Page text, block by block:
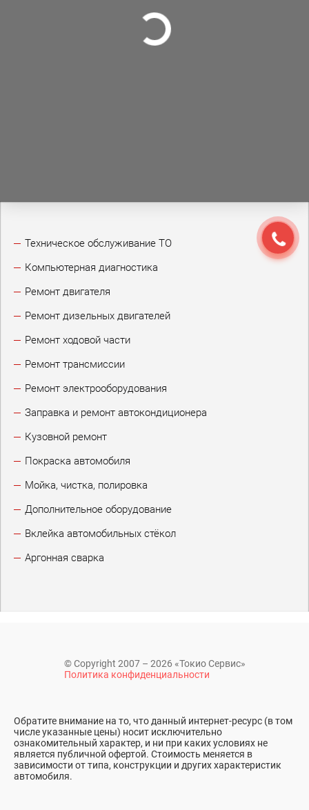
Техническое обслуживание ТО
Компьютерная диагностика
Ремонт двигателя
Ремонт дизельных двигателей
Ремонт ходовой части
Ремонт трансмиссии
Ремонт электрооборудования
Заправка и ремонт автокондиционера
Кузовной ремонт
Покраска автомобиля
Мойка, чистка, полировка
Дополнительное оборудование
Вклейка автомобильных стёкол
Аргонная сварка
© Copyright 2007 – 2026 «Токио Сервис»
Политика конфиденциальности
Обратите внимание на то, что данный интернет-ресурс (в том
числе указанные цены) носит исключительно
ознакомительный характер, и ни при каких условиях не
является публичной офертой. Стоимость меняется в
зависимости от типа, конструкции и других характеристик
автомобиля.